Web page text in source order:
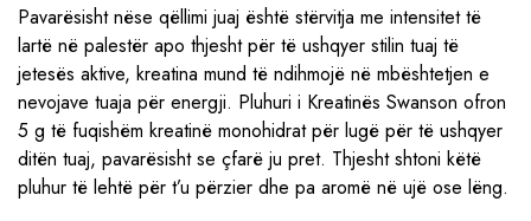
Pavarësisht nëse qëllimi juaj është stërvitja me intensitet të
lartë në palestër apo thjesht për të ushqyer stilin tuaj të
jetesës aktive, kreatina mund të ndihmojë në mbështetjen e
nevojave tuaja për energji. Pluhuri i Kreatinës Swanson ofron
5 g të fuqishëm kreatinë monohidrat për lugë për të ushqyer
ditën tuaj, pavarësisht se çfarë ju pret. Thjesht shtoni këtë
pluhur të lehtë për t’u përzier dhe pa aromë në ujë ose lëng.